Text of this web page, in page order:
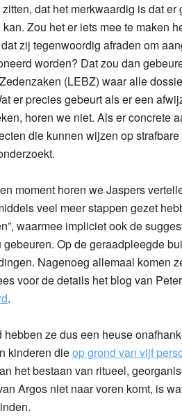
dat het merkwaardig is dat
Zou het er iets mee te maken
zij tegenwoordig afraden om
worden? Dat zou dan
(LEBZ) waar alle
er precies gebeurt als er een
horen we niet. Als er concrete
die kunnen wijzen op
moment horen we Jaspers
veel meer stappen gezet
waarmee impliciet ook de
gebeuren. Op de geraadpleegde
Nagenoeg allemaal komen
voor de details het blog van
.
hebben ze dus een heuse
kinderen dieop grond van vijf
het bestaan van ritueel,
Argos niet naar voren komt, is